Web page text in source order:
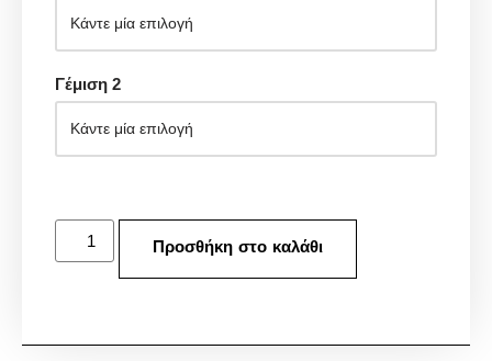
Γέμιση 2
Προσθήκη στο καλάθι